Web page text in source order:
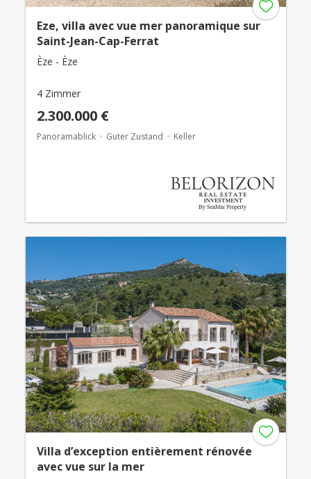
Eze, villa avec vue mer panoramique sur
Saint-Jean-Cap-Ferrat
Èze - Èze
4 Zimmer
2.300.000 €
Panoramablick Guter Zustand Keller
Villa d’exception entièrement rénovée
avec vue sur la mer